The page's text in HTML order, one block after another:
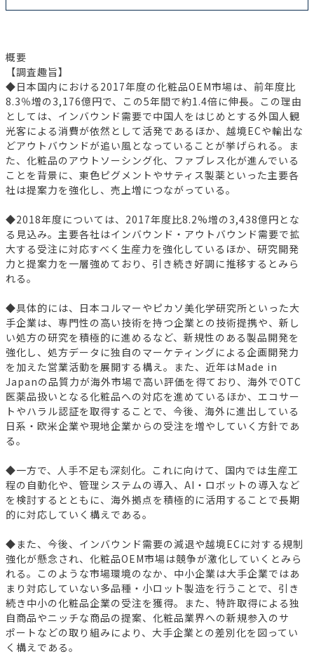
概要
【調査趣旨】
◆日本国内における2017年度の化粧品OEM市場は、前年度比
8.3％増の3,176億円で、この5年間で約1.4倍に伸長。この理由
としては、インバウンド需要で中国人をはじめとする外国人観
光客による消費が依然として活発であるほか、越境ECや輸出な
どアウトバウンドが追い風となっていることが挙げられる。ま
た、化粧品のアウトソーシング化、ファブレス化が進んでいる
ことを背景に、東色ピグメントやサティス製薬といった主要各
社は提案力を強化し、売上増につながっている。
◆2018年度については、2017年度比8.2%増の3,438億円とな
る見込み。主要各社はインバウンド・アウトバウンド需要で拡
大する受注に対応すべく生産力を強化しているほか、研究開発
力と提案力を一層強めており、引き続き好調に推移するとみら
れる。
◆具体的には、日本コルマーやピカソ美化学研究所といった大
手企業は、専門性の高い技術を持つ企業との技術提携や、新し
い処方の研究を積極的に進めるなど、新規性のある製品開発を
強化し、処方データに独自のマーケティングによる企画開発力
を加えた営業活動を展開する構え。また、近年はMade in
Japanの品質力が海外市場で高い評価を得ており、海外でOTC
医薬品扱いとなる化粧品への対応を進めているほか、エコサー
トやハラル認証を取得することで、今後、海外に進出している
日系・欧米企業や現地企業からの受注を増やしていく方針であ
る。
◆一方で、人手不足も深刻化。これに向けて、国内では生産工
程の自動化や、管理システムの導入、AI・ロボットの導入など
を検討するとともに、海外拠点を積極的に活用することで長期
的に対応していく構えである。
◆また、今後、インバウンド需要の減退や越境ECに対する規制
強化が懸念され、化粧品OEM市場は競争が激化していくとみら
れる。このような市場環境のなか、中小企業は大手企業ではあ
まり対応していない多品種・小ロット製造を行うことで、引き
続き中小の化粧品企業の受注を獲得。また、特許取得による独
自商品やニッチな商品の提案、化粧品業界への新規参入のサ
ポートなどの取り組みにより、大手企業との差別化を図ってい
く構えである。